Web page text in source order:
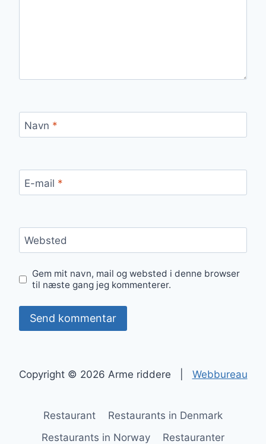
Navn *
E-mail *
Websted
Gem mit navn, mail og websted i denne browser
til næste gang jeg kommenterer.
Copyright © 2026 Arme riddere | Webbureau
Restaurant
Restaurants in Denmark
Restaurants in Norway
Restauranter